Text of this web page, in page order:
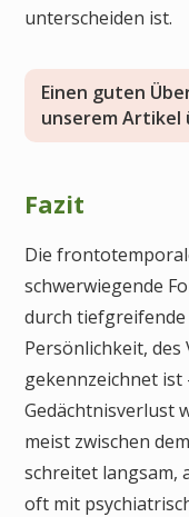
unterscheiden ist.
Einen guten
unserem Artikel
Fazit
Die
schwerwiegende
durch
Persönlichkeit, des
gekennzeichnet ist
Gedächtnisverlust
meist zwischen
schreitet langsam,
oft mit